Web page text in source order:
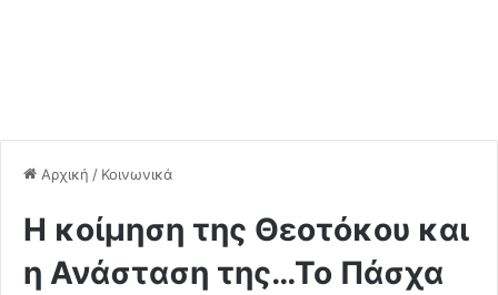
Αρχική / Κοινωνικά
Η κοίμηση της Θεοτόκου και
η Ανάσταση της…Το Πάσχα